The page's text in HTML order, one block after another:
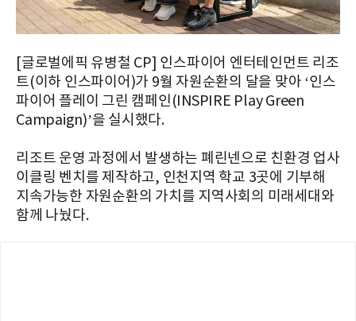
[글로벌에픽 유병철 CP] 인스파이어 엔터테인먼트 리조
트(이하 인스파이어)가 9월 자원순환의 달을 맞아 ‘인스
파이어 플레이 그린 캠페인(INSPIRE Play Green
Campaign)’을 실시했다.
리조트 운영 과정에서 발생하는 폐린넨으로 친환경 업사
이클링 벤치를 제작하고, 인천지역 학교 3곳에 기부해
지속가능한 자원순환의 가치를 지역사회의 미래세대와
함께 나눴다.